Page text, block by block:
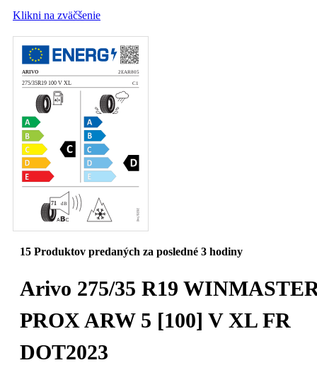
Klikni na zväčšenie
15 Produktov predaných za posledné 3 hodiny
Arivo 275/35 R19
PROX ARW 5 [100] V XL FR
DOT2023